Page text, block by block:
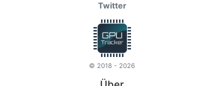
Twitter
© 2018 - 2026